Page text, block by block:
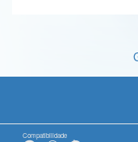
Gabinete de Segurança
Banco Central do Brasil
Compatibilidade